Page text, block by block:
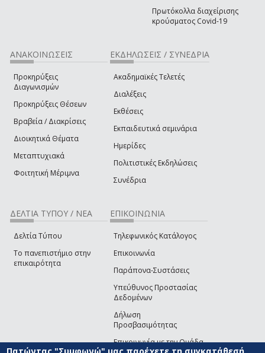
Πρωτόκολλα διαχείρισης
κρούσματος Covid-19
ΑΝΑΚΟΙΝΩΣΕΙΣ
Προκηρύξεις
Διαγωνισμών
Προκηρύξεις Θέσεων
Βραβεία / Διακρίσεις
Διοικητικά Θέματα
Μεταπτυχιακά
Φοιτητική Μέριμνα
ΕΚΔΗΛΩΣΕΙΣ / ΣΥΝΕΔΡΙΑ
Ακαδημαϊκές Τελετές
Διαλέξεις
Εκθέσεις
Εκπαιδευτικά σεμινάρια
Ημερίδες
Πολιτιστικές Εκδηλώσεις
Συνέδρια
ΔΕΛΤΙΑ ΤΥΠΟΥ / ΝΕΑ
Δελτία Τύπου
Το πανεπιστήμιο στην
επικαιρότητα
ΕΠΙΚΟΙΝΩΝΙΑ
Τηλεφωνικός Κατάλογος
Επικοινωνία
Παράπονα-Συστάσεις
Υπεύθυνος Προστασίας
Δεδομένων
Δήλωση
Προσβασιμότητας
Επικοινωνία με την Ομάδα